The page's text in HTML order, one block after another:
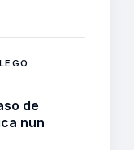
de
nun